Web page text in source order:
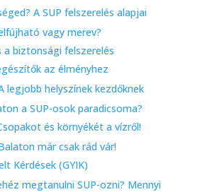
A SUP felszerelés alapjai
vagy merev?
a biztonsági felszerelés
az élményhez
legjobb helyszínek kezdőknek
a SUP-osok paradicsoma?
és környékét a vízről!
már csak rád vár!
Kérdések (GYIK)
megtanulni SUP-ozni? Mennyi